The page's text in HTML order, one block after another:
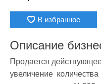
В избранное
Описание
Продается
увеличение